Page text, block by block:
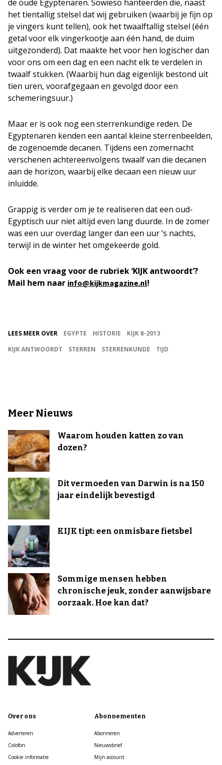
de oude Egyptenaren. Sowieso hanteerden die, naast
het tientallig stelsel dat wij gebruiken (waarbij je fijn op
je vingers kunt tellen), ook het twaalftallig stelsel (één
getal voor elk vingerkootje aan één hand, de duim
uitgezonderd). Dat maakte het voor hen logischer dan
voor ons om een dag en een nacht elk te verdelen in
twaalf stukken. (Waarbij hun dag eigenlijk bestond uit
tien uren, voorafgegaan en gevolgd door een
schemeringsuur.)
Maar er is ook nog een sterrenkundige reden. De
Egyptenaren kenden een aantal kleine sterrenbeelden,
de zogenoemde decanen. Tijdens een zomernacht
verschenen achtereenvolgens twaalf van die decanen
aan de horizon, waarbij elke decaan een nieuw uur
inluidde.
Grappig is verder om je te realiseren dat een oud-
Egyptisch uur niet altijd even lang duurde. In de zomer
was een uur overdag langer dan een uur ’s nachts,
terwijl in de winter het omgekeerde gold.
Ook een vraag voor de rubriek ‘KIJK antwoordt’?
Mail hem naar info@kijkmagazine.nl!
LEES MEER OVER EGYPTE HISTORIE
KIJK 8-2013
KIJK ANTWOORDT
STERREN STERRENKUNDE TIJD
Meer Nieuws
Waarom houden katten zo van
dozen?
Dit vermoeden van Darwin is na 150
jaar eindelijk bevestigd
KIJK tipt: een onmisbare fietsbel
Sommige mensen hebben
chronische jeuk, zonder aanwijsbare
oorzaak. Hoe kan dat?
Over ons
Adverteren
Colofon
Cookie informatie
Abonnementen
Abonneren
Nieuwsbrief
Mijn account